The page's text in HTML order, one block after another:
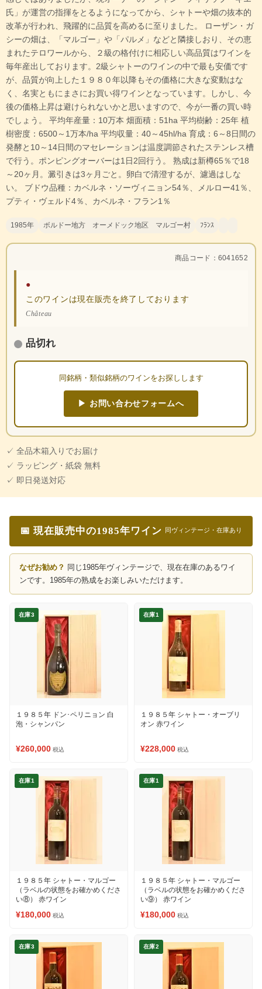
氏」が運営の指揮をとるようになってから、シャトーや畑の抜本的
改革が行われ、飛躍的に品質を高めるに至りました。 ローザン・ガ
シーの畑は、「マルゴー」や「パルメ」などと隣接しおり、その恵
まれたテロワールから、２級の格付けに相応しい高品質はワインを
毎年産出しております。2級シャトーのワインの中で最も安価です
が、品質が向上した１９８０年以降もその価格に大きな変動はな
く、名実ともにまさにお買い得ワインとなっています。しかし、今
後の価格上昇は避けられないかと思いますので、今が一番の買い時
でしょう。 平均年産量：10万本 畑面積：51ha 平均樹齢：25年 植
樹密度：6500～1万本/ha 平均収量：40～45hl/ha 育成：6～8日間の
発酵と10～14日間のマセレーションは温度調節されたステンレス槽
で行う。ポンピングオーバーは1日2回行う。 熟成は新樽65％で18
～20ヶ月。澱引きは3ヶ月ごと。卵白で清澄するが、濾過はしな
い。 ブドウ品種：カベルネ・ソーヴィニョン54％、メルロー41％、
プティ・ヴェルド4％、カベルネ・フラン1％
1985年 ボルドー地方 オーメドック地区 マルゴー村 ﾌﾗﾝｽ
商品コード：6041652
●
このワインは現在販売を終了しております
Château
品切れ
同銘柄・類似銘柄のワインをお探しします
▶ お問い合わせフォームへ
✓ 全品木箱入りでお届け
✓ ラッピング・紙袋 無料
✓ 即日発送対応
📅 現在販売中の1985年ワイン 同ヴィンテージ・在庫あり
なぜお勧め？ 同じ1985年ヴィンテージで、現在在庫のあるワイ
ンです。1985年の熟成をお楽しみいただけます。
在庫3
１９８５年 ドン･ペリニョン 白
泡・シャンパン
¥260,000 税込
在庫1
１９８５年 シャトー・オーブリ
オン 赤ワイン
¥228,000 税込
在庫1
１９８５年 シャトー・マルゴー
（ラベルの状態をお確かめくださ
い⑧） 赤ワイン
¥180,000 税込
在庫1
１９８５年 シャトー・マルゴー
（ラベルの状態をお確かめくださ
い⑨） 赤ワイン
¥180,000 税込
在庫3 在庫2